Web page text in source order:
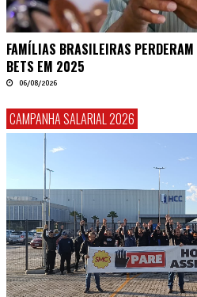
FAMÍLIAS BRASILEIRAS
BETS EM 2025
06/08/2026
CAMPANHA SALARIAL 2026